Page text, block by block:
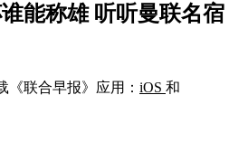
能称雄 听听曼联名宿
《联合早报》应用： iOS 和